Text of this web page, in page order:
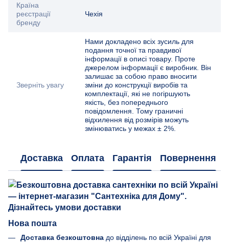
Країна
реєстрації
бренду
Чехія
Зверніть увагу
Нами докладено всіх зусиль для
подання точної та правдивої
інформації в описі товару. Проте
джерелом інформації є виробник. Він
залишає за собою право вносити
зміни до конструкції виробів та
комплектації, які не погіршують
якість, без попереднього
повідомлення. Тому граничні
відхилення від розмірів можуть
змінюватись у межах ± 2%.
Доставка Оплата Гарантія Повернення
Нова пошта
Доставка безкоштовна до відділень по всій Україні для